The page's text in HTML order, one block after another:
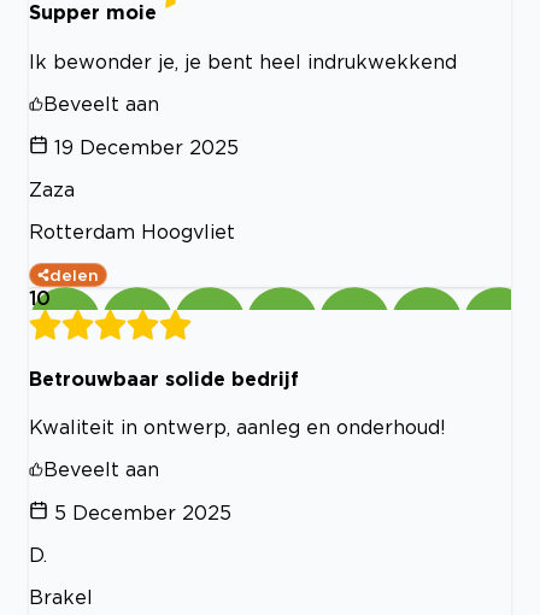
Supper moie
Ik bewonder je, je bent heel indrukwekkend
Beveelt aan
19 December 2025
Zaza
Rotterdam Hoogvliet
delen
10
Betrouwbaar solide bedrijf
Kwaliteit in ontwerp, aanleg en onderhoud!
Beveelt aan
5 December 2025
D.
Brakel